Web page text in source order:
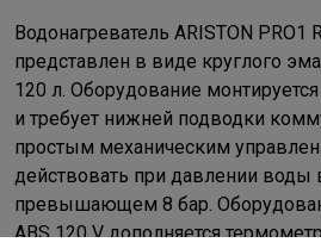
Водонагреватель ARISTON PRO1
представлен в виде круглого
120 л. Оборудование
и требует нижней подводки
простым механическим
действовать при давлении воды
превышающем 8 бар.
ABS 120 V дополняется